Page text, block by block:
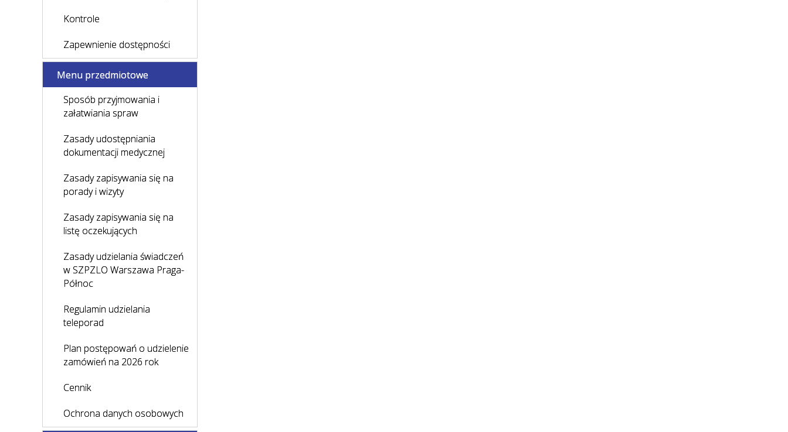
Kontrole
Zapewnienie dostępności
Menu przedmiotowe
Sposób przyjmowania i
załatwiania spraw
Zasady udostępniania
dokumentacji medycznej
Zasady zapisywania się na
porady i wizyty
Zasady zapisywania się na
listę oczekujących
Zasady udzielania świadczeń
w SZPZLO Warszawa Praga-
Północ
Regulamin udzielania
teleporad
Plan postępowań o udzielenie
zamówień na 2026 rok
Cennik
Ochrona danych osobowych